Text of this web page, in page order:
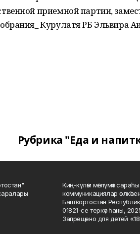
приемной партии,
Курулатя РБ Эльвира
Рубрика "Еда и
саралары
Киң-күләм мәғлүмәт
коммуникациялар
Башҡортостан
01821-се теркәү һаны,
Запрещено для детей